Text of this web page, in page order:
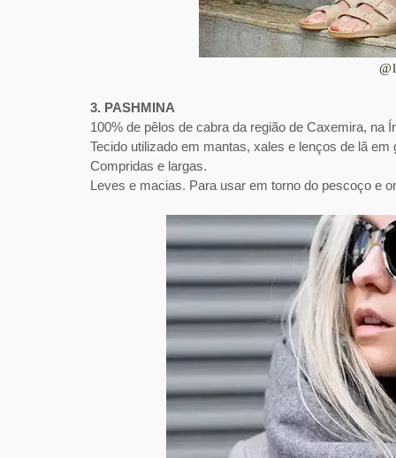
3. PASHMINA
100% de pêlos de cabra da região de Caxemira, na
Tecido utilizado em mantas, xales e lenços de lã em
Compridas e largas.
Leves e macias. Para usar em torno do pescoço e